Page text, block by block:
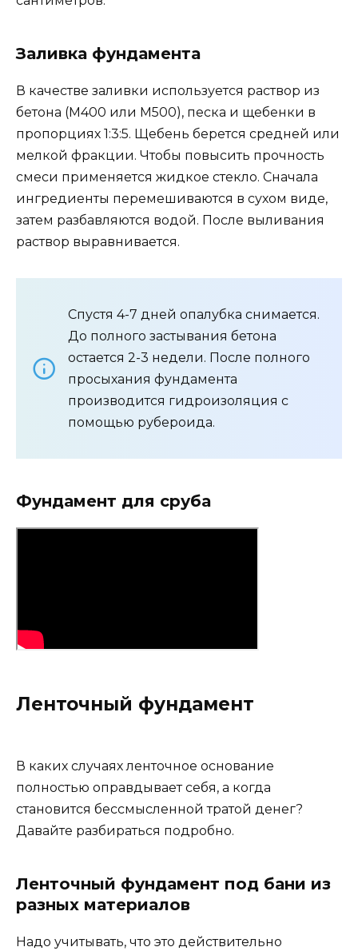
Заливка фундамента
В качестве заливки используется раствор из
бетона (М400 или М500), песка и щебенки в
пропорциях 1:3:5. Щебень берется средней или
мелкой фракции. Чтобы повысить прочность
смеси применяется жидкое стекло. Сначала
ингредиенты перемешиваются в сухом виде,
затем разбавляются водой. После выливания
раствор выравнивается.
Спустя 4-7 дней опалубка снимается.
До полного застывания бетона
остается 2-3 недели. После полного
просыхания фундамента
производится гидроизоляция с
помощью рубероида.
Фундамент для сруба
Ленточный фундамент
В каких случаях ленточное основание
полностью оправдывает себя, а когда
становится бессмысленной тратой денег?
Давайте разбираться подробно.
Ленточный фундамент под бани из
разных материалов
Надо учитывать, что это действительно